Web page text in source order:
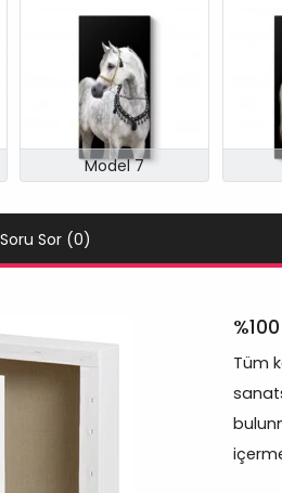
Model 7
Soru Sor (0)
Tüm